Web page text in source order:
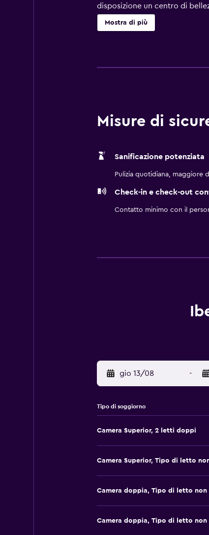
disposizione un centro di
minibar e bagno privato.
Mostra di più
Misure di
Sanificazione potenziata
Pulizia quotidiana, maggiore
Check-in e check-out
Contatto minimo con il
gio 13/08 -
Tipo di soggiorno
Camera Superior, 2 letti doppi
Camera Superior, Tipo di letto
Camera doppia, Tipo di letto non
Camera doppia, Tipo di letto non